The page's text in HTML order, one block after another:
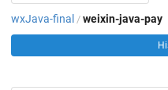
wxJava-final / weixin-java-pay